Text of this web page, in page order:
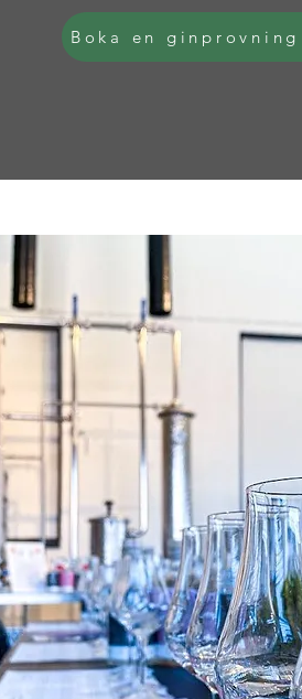
Boka en ginprovning